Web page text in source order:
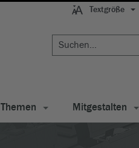
Textgröße
Themen Mitgestalten